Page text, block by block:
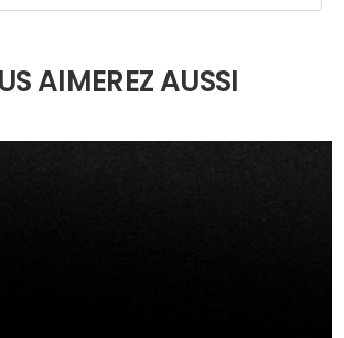
AIMEREZ AUSSI